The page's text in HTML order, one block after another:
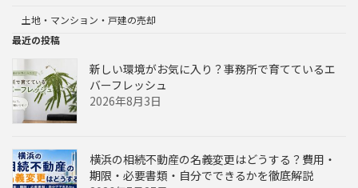
土地・マンション・戸建の売却
最近の投稿
新しい環境がお気に入り？事務所で育てているエ
バーフレッシュ
2026年8月3日
横浜の相続不動産の名義変更はどうする？費用・
期限・必要書類・自分でできるかを徹底解説